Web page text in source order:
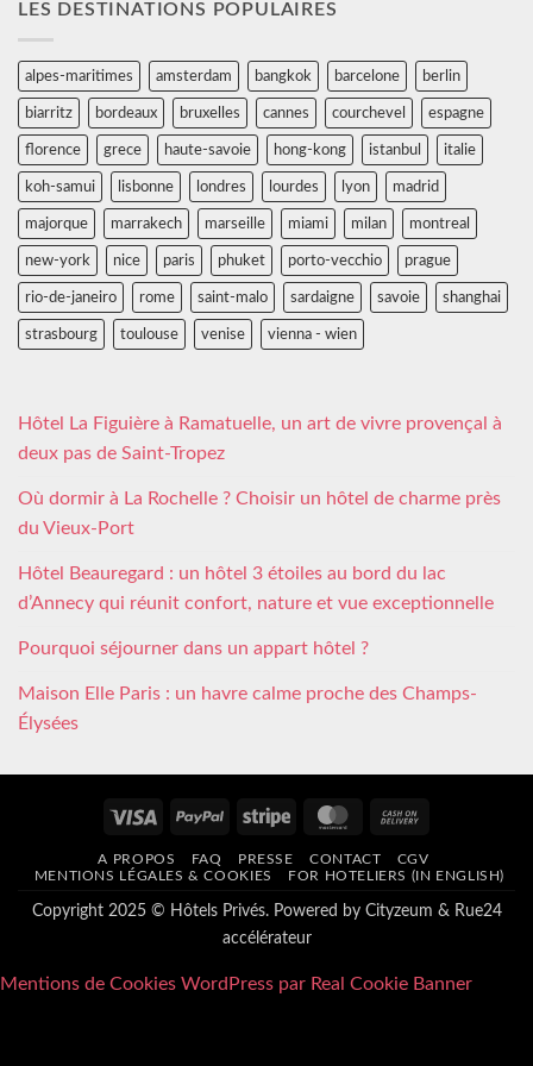
LES DESTINATIONS POPULAIRES
alpes-maritimes amsterdam bangkok barcelone berlin
biarritz bordeaux bruxelles cannes courchevel espagne
florence grece haute-savoie hong-kong istanbul italie
koh-samui lisbonne londres lourdes lyon madrid
majorque marrakech marseille miami milan montreal
new-york nice paris phuket porto-vecchio prague
rio-de-janeiro rome saint-malo sardaigne savoie shanghai
strasbourg toulouse venise vienna - wien
Hôtel La Figuière à Ramatuelle, un art de vivre provençal à
deux pas de Saint-Tropez
Où dormir à La Rochelle ? Choisir un hôtel de charme près
du Vieux-Port
Hôtel Beauregard : un hôtel 3 étoiles au bord du lac
d’Annecy qui réunit confort, nature et vue exceptionnelle
Pourquoi séjourner dans un appart hôtel ?
Maison Elle Paris : un havre calme proche des Champs-
Élysées
Visa PayPal Stripe MasterCard
Delivery
A PROPOS FAQ PRESSE CONTACT
CGV
MENTIONS LÉGALES & COOKIES
FOR HOTELIERS (IN ENGLISH)
Copyright 2025 © Hôtels Privés. Powered by Cityzeum & Rue24
accélérateur
Mentions de Cookies WordPress par Real Cookie Banner